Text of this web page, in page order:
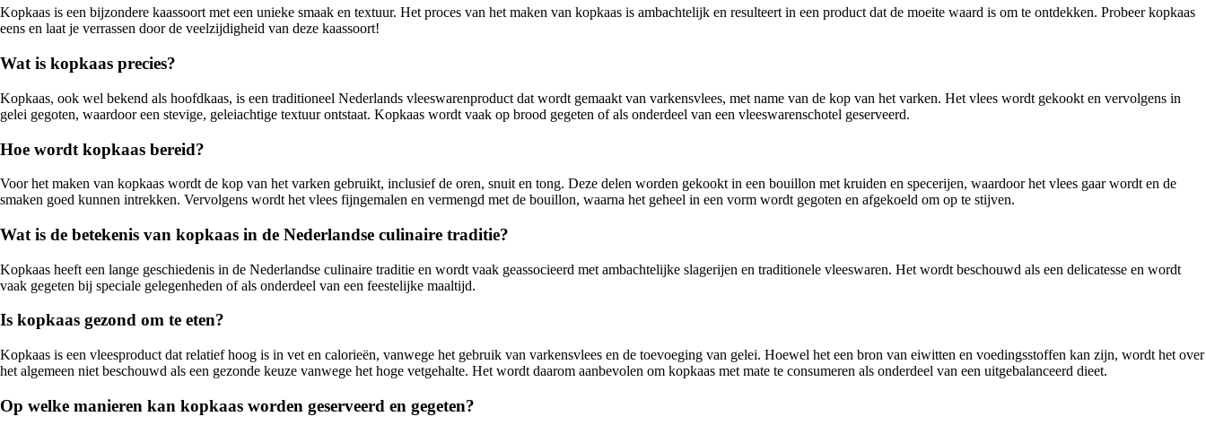
Kopkaas is een bijzondere kaassoort met een unieke smaak en textuur. Het proces van het maken van kopkaas is ambachtelijk en resulteert in een product dat de moeite waard is om te ontdekken. Probeer kopkaas
eens en laat je verrassen door de veelzijdigheid van deze kaassoort!
Wat is kopkaas precies?
Kopkaas, ook wel bekend als hoofdkaas, is een traditioneel Nederlands vleeswarenproduct dat wordt gemaakt van varkensvlees, met name van de kop van het varken. Het vlees wordt gekookt en vervolgens in
gelei gegoten, waardoor een stevige, geleiachtige textuur ontstaat. Kopkaas wordt vaak op brood gegeten of als onderdeel van een vleeswarenschotel geserveerd.
Hoe wordt kopkaas bereid?
Voor het maken van kopkaas wordt de kop van het varken gebruikt, inclusief de oren, snuit en tong. Deze delen worden gekookt in een bouillon met kruiden en specerijen, waardoor het vlees gaar wordt en de
smaken goed kunnen intrekken. Vervolgens wordt het vlees fijngemalen en vermengd met de bouillon, waarna het geheel in een vorm wordt gegoten en afgekoeld om op te stijven.
Wat is de betekenis van kopkaas in de Nederlandse culinaire traditie?
Kopkaas heeft een lange geschiedenis in de Nederlandse culinaire traditie en wordt vaak geassocieerd met ambachtelijke slagerijen en traditionele vleeswaren. Het wordt beschouwd als een delicatesse en wordt
vaak gegeten bij speciale gelegenheden of als onderdeel van een feestelijke maaltijd.
Is kopkaas gezond om te eten?
Kopkaas is een vleesproduct dat relatief hoog is in vet en calorieën, vanwege het gebruik van varkensvlees en de toevoeging van gelei. Hoewel het een bron van eiwitten en voedingsstoffen kan zijn, wordt het over
het algemeen niet beschouwd als een gezonde keuze vanwege het hoge vetgehalte. Het wordt daarom aanbevolen om kopkaas met mate te consumeren als onderdeel van een uitgebalanceerd dieet.
Op welke manieren kan kopkaas worden geserveerd en gegeten?